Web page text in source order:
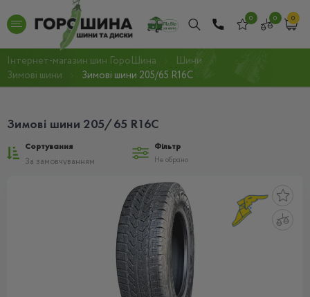
0 0 0
Інтернет-магазин шин ГороШина
Шини
Зимові шини
Зимові шини 205/65 R16С
Зимові шини 205/65 R16С
Сортування
Фільтр
Не обрано